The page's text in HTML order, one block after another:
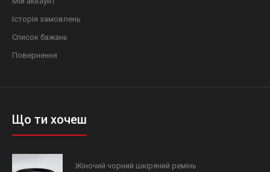
Історія замовлень
Список бажань
Повернення
Що ти хочеш
Жіночий чорний шкіряний ремінь